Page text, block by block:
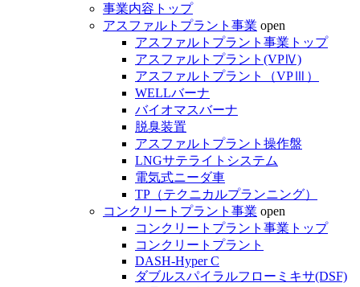
事業内容トップ
アスファルトプラント事業 open
アスファルトプラント事業トップ
アスファルトプラント(VPⅣ)
アスファルトプラント（VPⅢ）
WELLバーナ
バイオマスバーナ
脱臭装置
アスファルトプラント操作盤
LNGサテライトシステム
電気式ニーダ車
TP（テクニカルプランニング）
コンクリートプラント事業 open
コンクリートプラント事業トップ
コンクリートプラント
DASH-Hyper C
ダブルスパイラルフローミキサ(DSF)